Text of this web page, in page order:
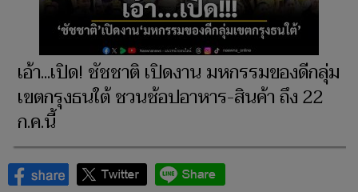
เอ้า...เปิด! ชัชชาติ เปิดงาน มหกรรมของดีกลุ่ม
เขตกรุงธนใต้ ชวนช้อปอาหาร-สินค้า ถึง 22
ก.ค.นี้